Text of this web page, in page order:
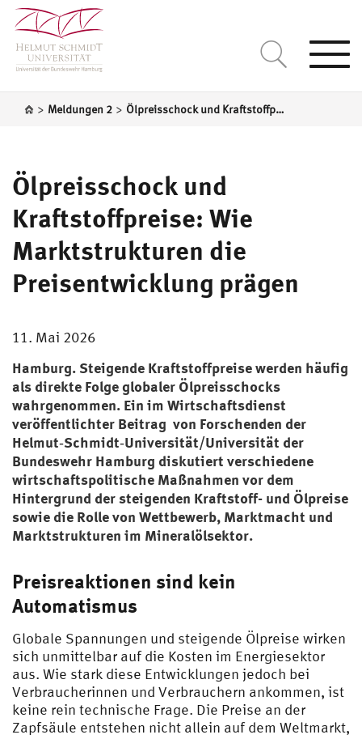
> Meldungen 2 > Ölpreisschock und Kraftstoffpreise: Wie Marktstrukturen die Preisentwicklung prägen
Ölpreisschock und
Kraftstoffpreise: Wie
Marktstrukturen die
Preisentwicklung prägen
11. Mai 2026
Hamburg. Steigende Kraftstoffpreise werden häufig
als direkte Folge globaler Ölpreisschocks
wahrgenommen. Ein im Wirtschaftsdienst
veröffentlichter Beitrag von Forschenden der
Helmut‑Schmidt‑Universität/Universität der
Bundeswehr Hamburg diskutiert verschiedene
wirtschaftspolitische Maßnahmen vor dem
Hintergrund der steigenden Kraftstoff- und Ölpreise
sowie die Rolle von Wettbewerb, Marktmacht und
Marktstrukturen im Mineralölsektor.
Preisreaktionen sind kein
Automatismus
Globale Spannungen und steigende Ölpreise wirken
sich unmittelbar auf die Kosten im Energiesektor
aus. Wie stark diese Entwicklungen jedoch bei
Verbraucherinnen und Verbrauchern ankommen, ist
keine rein technische Frage. Die Preise an der
Zapfsäule entstehen nicht allein auf dem Weltmarkt,